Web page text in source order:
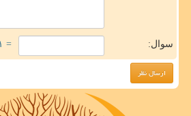
سوال: = ۱ بعلاوه ۵